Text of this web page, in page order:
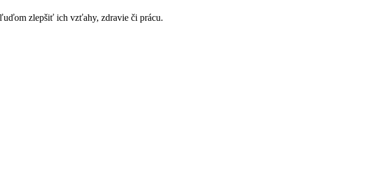
zlepšiť ich vzťahy, zdravie či prácu.